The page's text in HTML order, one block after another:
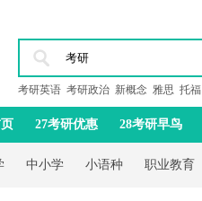
考研英语 考研政治 新概念 雅思 托福
27考研优惠 28考研早鸟
中小学 小语种 职业教育